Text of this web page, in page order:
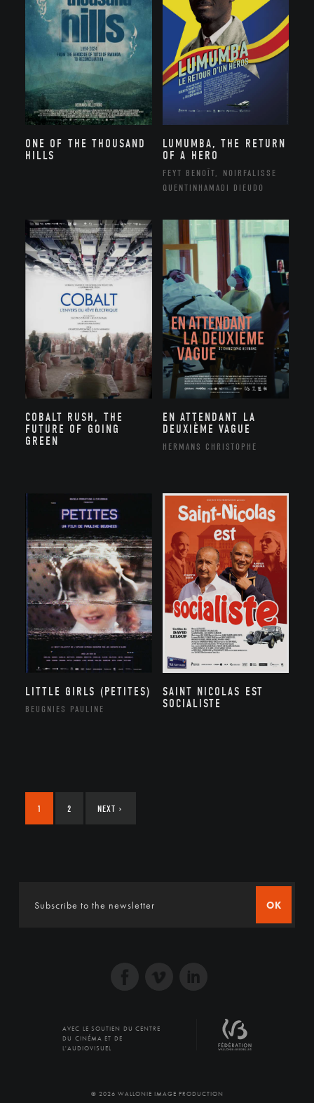
ONE OF THE THOUSAND
HILLS
LUMUMBA, THE RETURN
OF A HERO
FEYT BENOÎT, NOIRFALISSE
QUENTINHAMADI DIEUDO
COBALT RUSH, THE
FUTURE OF GOING
GREEN
EN ATTENDANT LA
DEUXIÈME VAGUE
HERMANS CHRISTOPHE
LITTLE GIRLS (PETITES)
BEUGNIES PAULINE
SAINT NICOLAS EST
SOCIALISTE
1 2 NEXT ›
OK
AVEC LE SOUTIEN DU CENTRE
DU CINÉMA ET DE
L'AUDIOVISUEL
© 2026 WALLONIE IMAGE PRODUCTION